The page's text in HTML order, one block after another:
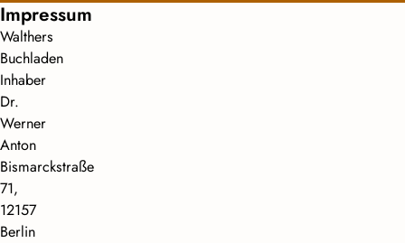
Impressum
Walthers
Buchladen
Inhaber
Dr.
Werner
Anton
Bismarckstraße
71,
12157
Berlin